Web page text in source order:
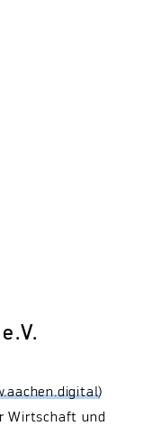
)
Wirtschaft und